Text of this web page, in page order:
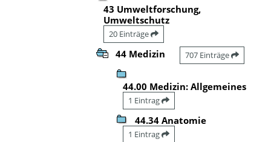
43 Umweltforschung,
Umweltschutz
20 Einträge
44 Medizin 707 Einträge
44.00 Medizin: Allgemeines
1 Eintrag
44.34 Anatomie
1 Eintrag